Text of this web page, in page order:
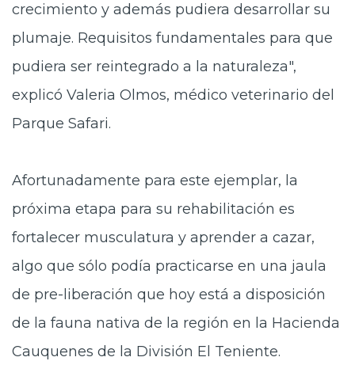
crecimiento y además pudiera desarrollar su
plumaje. Requisitos fundamentales para que
pudiera ser reintegrado a la naturaleza",
explicó Valeria Olmos, médico veterinario del
Parque Safari.
Afortunadamente para este ejemplar, la
próxima etapa para su rehabilitación es
fortalecer musculatura y aprender a cazar,
algo que sólo podía practicarse en una jaula
de pre-liberación que hoy está a disposición
de la fauna nativa de la región en la Hacienda
Cauquenes de la División El Teniente.